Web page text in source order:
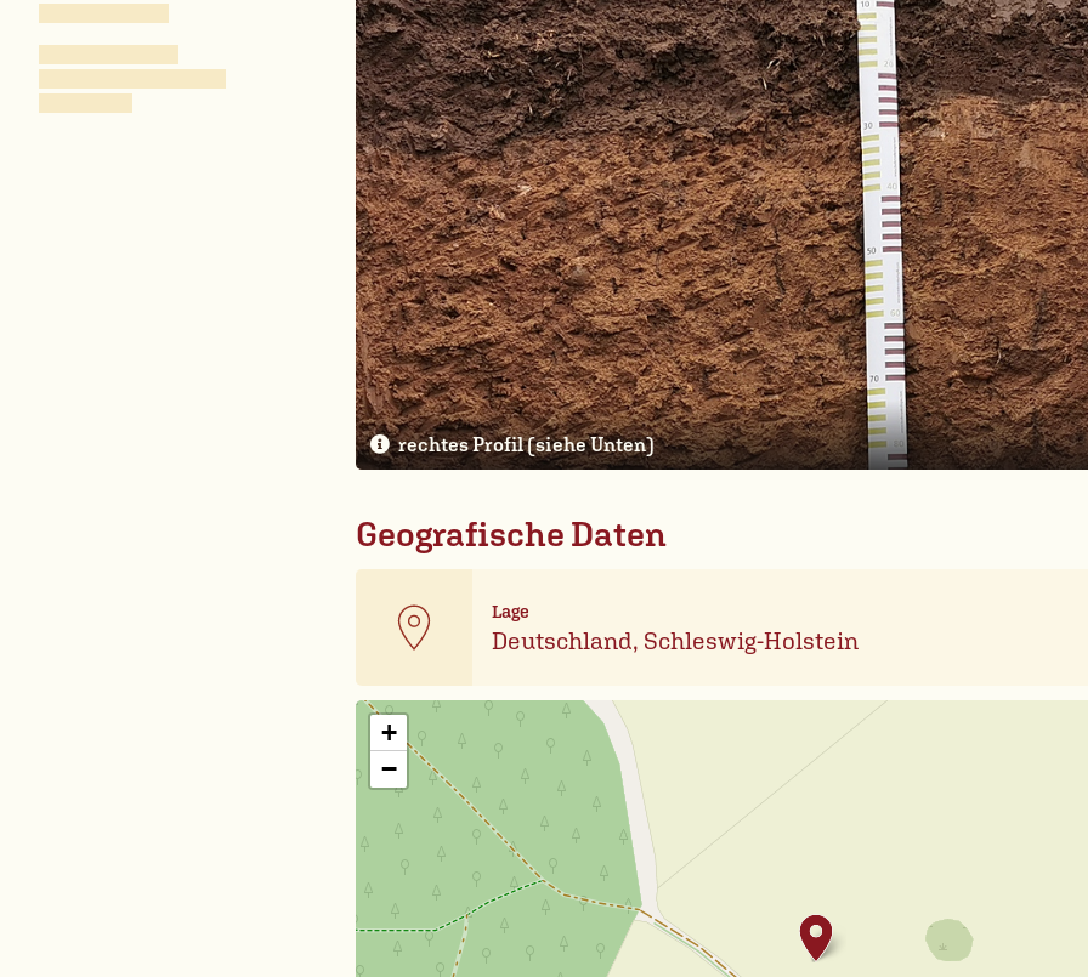
rechtes Profil (siehe Unten)
Geografische Daten
Lage
Deutschland, Schleswig-Holstein
+
−